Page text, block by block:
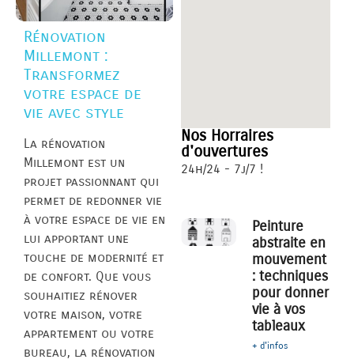
Rénovation
Millemont :
Transformez
votre espace de
vie avec style
La rénovation
Millemont est un
projet passionnant qui
permet de redonner vie
à votre espace de vie en
lui apportant une
touche de modernité et
de confort. Que vous
souhaitiez rénover
votre maison, votre
appartement ou votre
bureau, la rénovation
Nos Horraires
d'ouvertures
24h/24 - 7j/7 !
Peinture
abstraite en
mouvement
: techniques
pour donner
vie à vos
tableaux
+ d'infos